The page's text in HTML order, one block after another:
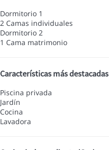
Dormitorio 1
2 Camas individuales
Dormitorio 2
1 Cama matrimonio
Características más destacadas
Piscina privada
Jardín
Cocina
Lavadora